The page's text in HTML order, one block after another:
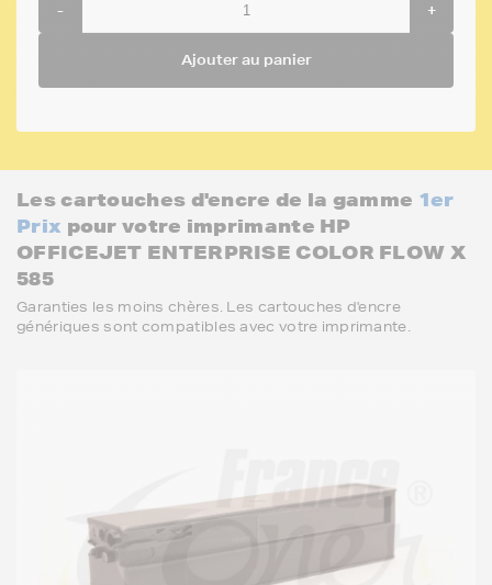
- +
Ajouter au panier
Les cartouches d'encre de la gamme 1er
Prix pour votre imprimante HP
OFFICEJET ENTERPRISE COLOR FLOW X
585
Garanties les moins chères. Les cartouches d'encre
génériques sont compatibles avec votre imprimante.